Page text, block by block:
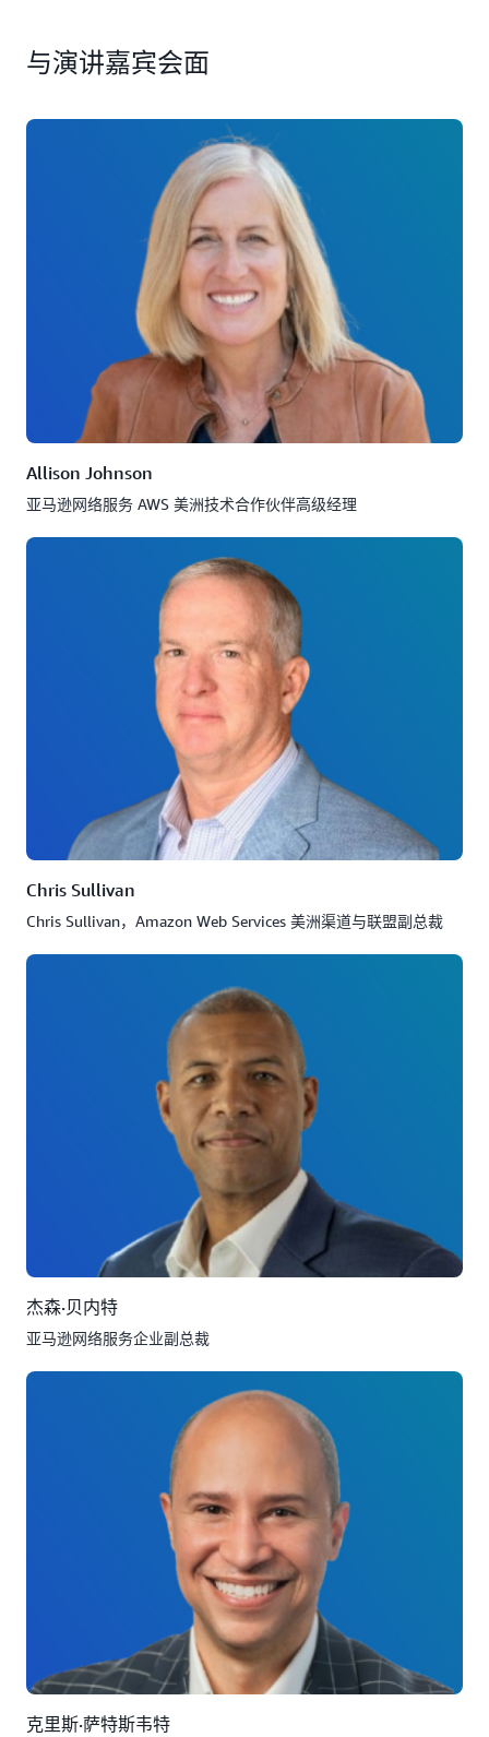
与演讲嘉宾会面
Allison Johnson
亚马逊网络服务 AWS 美洲技术合作伙伴高级经理
Chris Sullivan
Chris Sullivan，Amazon Web Services 美洲渠道与联盟副总裁
杰森·贝内特
亚马逊网络服务企业副总裁
克里斯·萨特斯韦特